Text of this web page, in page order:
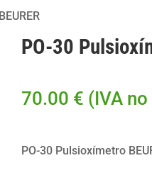
PO-30
70.00 € (IVA
PO-30 Pulsioxímetro